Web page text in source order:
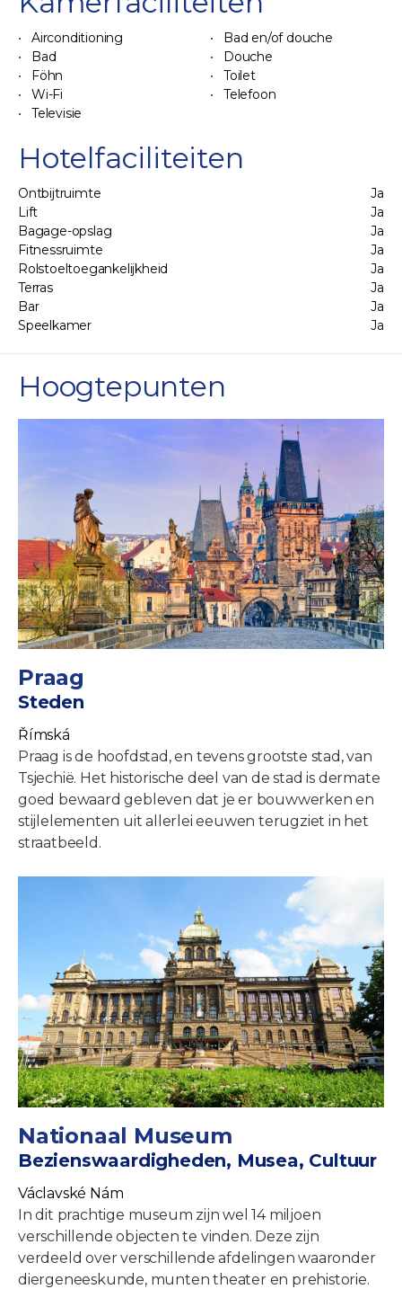
Airconditioning
Bad en/of douche
Bad
Douche
Föhn
Toilet
Wi-Fi
Telefoon
Televisie
Hotelfaciliteiten
Ontbijtruimte
Ja
Lift
Ja
Bagage-opslag
Ja
Fitnessruimte
Ja
Rolstoeltoegankelijkheid
Ja
Terras
Ja
Bar
Ja
Speelkamer
Ja
Hoogtepunten
Praag
Steden
Římská
Praag is de hoofdstad, en tevens grootste stad, van
Tsjechië. Het historische deel van de stad is dermate
goed bewaard gebleven dat je er bouwwerken en
stijlelementen uit allerlei eeuwen terugziet in het
straatbeeld.
Nationaal Museum
Bezienswaardigheden, Musea, Cultuur
Václavské Nám
In dit prachtige museum zijn wel 14 miljoen
verschillende objecten te vinden. Deze zijn
verdeeld over verschillende afdelingen waaronder
diergeneeskunde, munten theater en prehistorie.